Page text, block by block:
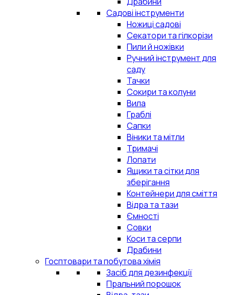
Садові інструменти
Ножиці садові
Секатори та гілкорізи
Пили й ножівки
Ручний інструмент для
саду
Тачки
Сокири та колуни
Вила
Граблі
Сапки
Віники та мітли
Тримачі
Лопати
Ящики та сітки для
зберігання
Контейнери для сміття
Відра та тази
Ємності
Совки
Коси та серпи
Драбини
Госптовари та побутова хімія
Засіб для дезинфекції
Пральний порошок